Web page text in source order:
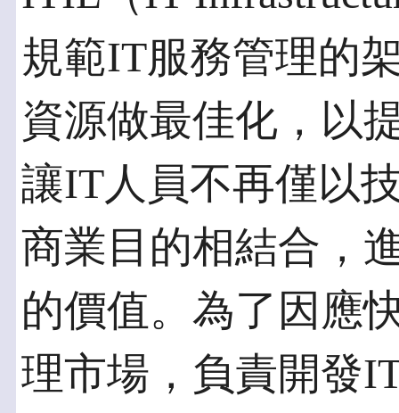
規範IT服務管理的
資源做最佳化，以
讓IT人員不再僅以
商業目的相結合，
的價值。為了因應
理市場，負責開發